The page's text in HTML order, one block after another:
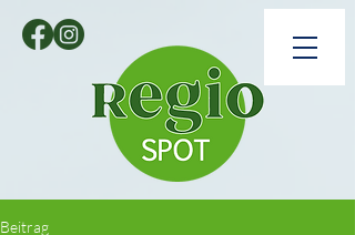
Beitrag